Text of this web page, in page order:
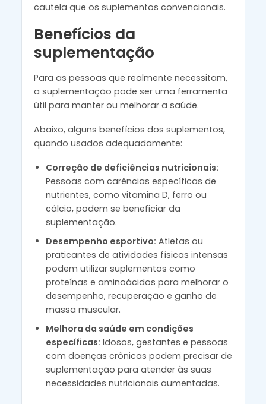
cautela que os suplementos convencionais.
Benefícios da
suplementação
Para as pessoas que realmente necessitam,
a suplementação pode ser uma ferramenta
útil para manter ou melhorar a saúde.
Abaixo, alguns benefícios dos suplementos,
quando usados adequadamente:
Correção de deficiências nutricionais:
Pessoas com carências específicas de
nutrientes, como vitamina D, ferro ou
cálcio, podem se beneficiar da
suplementação.
Desempenho esportivo: Atletas ou
praticantes de atividades físicas intensas
podem utilizar suplementos como
proteínas e aminoácidos para melhorar o
desempenho, recuperação e ganho de
massa muscular.
Melhora da saúde em condições
específicas: Idosos, gestantes e pessoas
com doenças crônicas podem precisar de
suplementação para atender às suas
necessidades nutricionais aumentadas.